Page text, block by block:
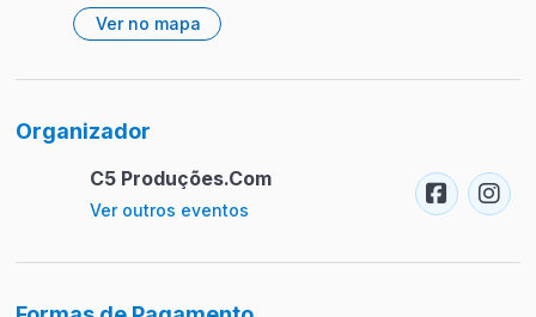
Ver no mapa
Organizador
C5 Produções.Com
Ver outros eventos